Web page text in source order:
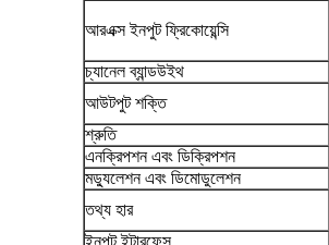
আরএক্স ইনপুট ফ্রিকোয়েন্সি
চ্যানেল ব্যান্ডউইথ
আউটপুট শক্তি
শ্রুতি
এনক্রিপশন এবং ডিক্রিপশন
মড্যুলেশন এবং ডিমোডুলেশন
তথ্য হার
ইনপুট ইন্টারফেস